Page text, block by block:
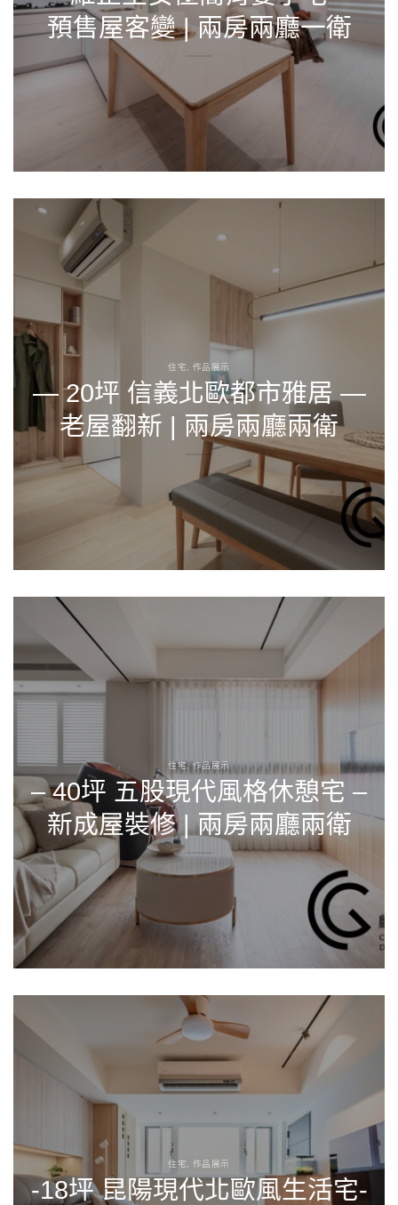
預售屋客變 | 兩房兩廳一衛
住宅, 作品展示
— 20坪 信義北歐都市雅居 —
老屋翻新 | 兩房兩廳兩衛
住宅, 作品展示
– 40坪 五股現代風格休憩宅 –
新成屋裝修 | 兩房兩廳兩衛
住宅, 作品展示
-18坪 昆陽現代北歐風生活宅-